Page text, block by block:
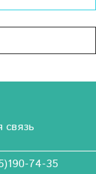
связь
74-35